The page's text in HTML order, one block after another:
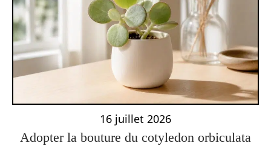
16 juillet 2026
Adopter la bouture du cotyledon orbiculata